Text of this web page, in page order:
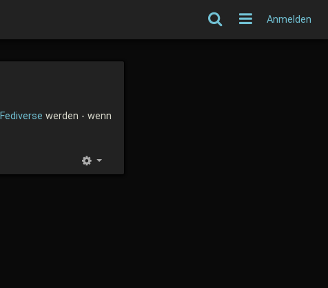
Anmelden
Fediverse werden - wenn